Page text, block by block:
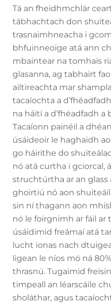
Tá an fheidhmchlár
tábhachtach don
trasnaimhneacha i
bhfuinneoige atá ann
mbaintear na tomhais
glasanna, ag tabhairt
ailtireachta mar
tacaíochta a
na háití a d’fhéadfadh
Tacaíonn painéil a
úsáideoir le haghaidh
go háirithe do
nó atá curtha i gciorcal,
struchtúrtha ar an glass
ghoirtiú nó aon
sin ní thagann aon
nó le foirgnimh ar fáil ar
úsáidimid freámaí atá
lucht ionas nach
ligean le níos mó ná
thrasnú. Tugaimid
timpeall an léarscáile
sholáthar, agus